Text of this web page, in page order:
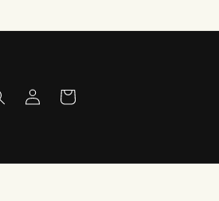
Logg
inn
Handlekurv